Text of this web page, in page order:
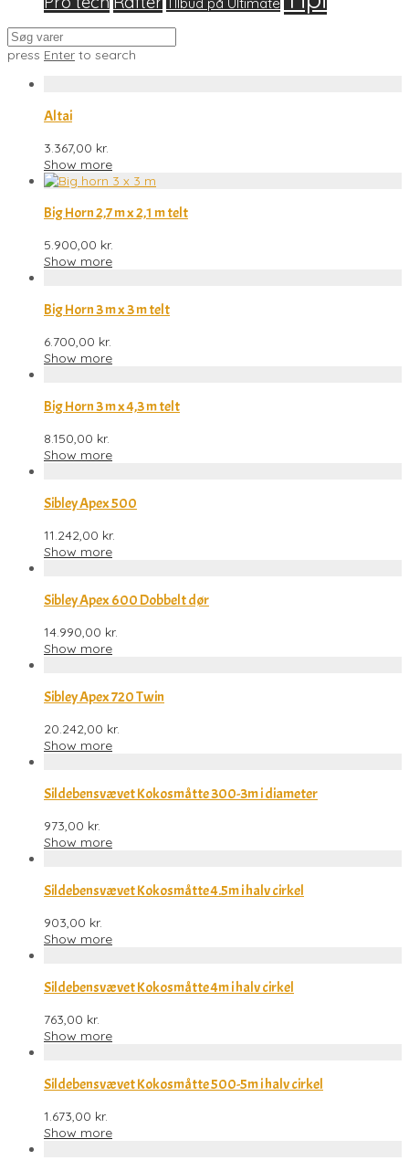
press Enter to search
Altai
3.367,00 kr.
Show more
Big Horn 2,7 m x 2,1 m telt
5.900,00 kr.
Show more
Big Horn 3 m x 3 m telt
6.700,00 kr.
Show more
Big Horn 3 m x 4,3 m telt
8.150,00 kr.
Show more
Sibley Apex 500
11.242,00 kr.
Show more
Sibley Apex 600 Dobbelt dør
14.990,00 kr.
Show more
Sibley Apex 720 Twin
20.242,00 kr.
Show more
Sildebensvævet Kokosmåtte 300-3m i diameter
973,00 kr.
Show more
Sildebensvævet Kokosmåtte 4.5m i halv cirkel
903,00 kr.
Show more
Sildebensvævet Kokosmåtte 4m i halv cirkel
763,00 kr.
Show more
Sildebensvævet Kokosmåtte 500-5m i halv cirkel
1.673,00 kr.
Show more